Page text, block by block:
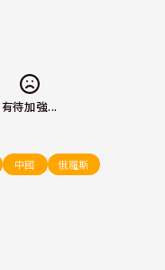
有待加強...
中國
俄羅斯